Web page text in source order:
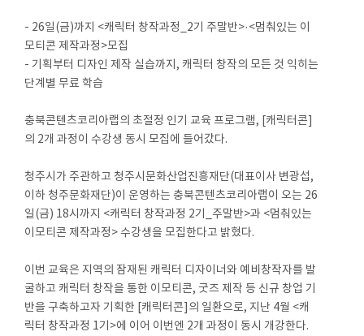
- 26일(금)까지 <캐릭터 창작과정_2기 주말반>·<멈춰있는 이
모티콘 제작과정>모집
- 기획부터 디자인 제작 실습까지, 캐릭터 창작의 모든 것 익히는
단계별 무료 학습
충북콘텐츠코리아랩의 초절정 인기 교육 프로그램, [캐릭터콘]
의 2개 과정이 수강생 동시 모집에 들어갔다.
청주시가 주관하고 청주시문화산업진흥재단(대표이사 변광섭,
이하 청주문화재단)이 운영하는 충북콘텐츠코리아랩이 오는 26
일(금) 18시까지 <캐릭터 창작과정 2기_주말반>과 <멈춰있는
이모티콘 제작과정> 수강생을 모집한다고 밝혔다.
이번 교육은 지역의 잠재된 캐릭터 디자이너와 예비창작자를 발
굴하고 캐릭터 창작을 통한 이모티콘, 굿즈 제작 등 신규 창업 기
반을 구축하고자 기획한 [캐릭터콘]의 일환으로, 지난 4월 <캐
릭터 창작과정 1기>에 이어 이번엔 2개 과정이 동시 개강한다.